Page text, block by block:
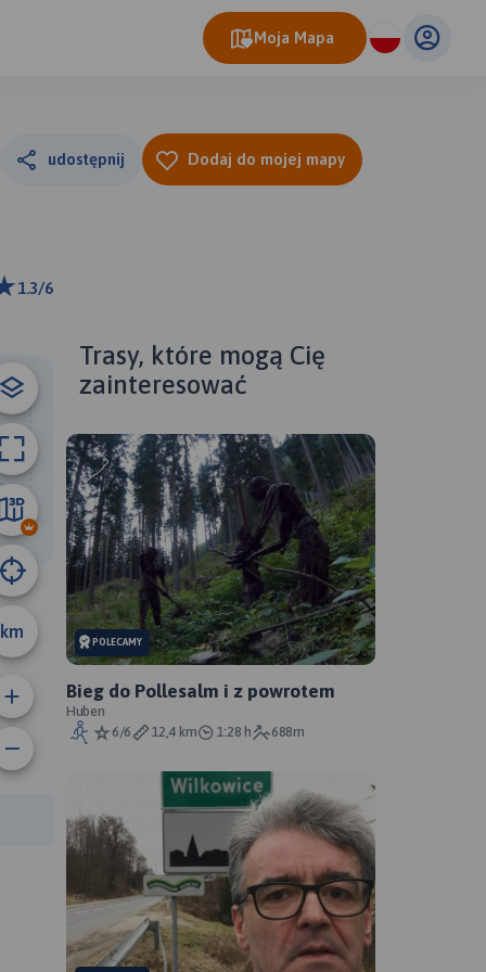
Moja Mapa
udostępnij Dodaj do mojej mapy
1.3/6
km
27 km
trasy:
Trasy, które mogą Cię
zainteresować
POLECAMY
Bieg do Pollesalm i z powrotem
Huben
6/6
12,4 km 1:28 h 688m